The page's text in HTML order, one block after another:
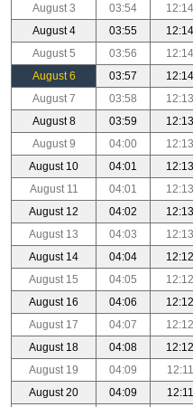
August 3
03:54 12:14
August 4
03:55 12:14
August 5
03:56 12:14
August 6
03:57 12:14
August 7
03:58 12:13
August 8
03:59 12:13
August 9
04:00 12:13
August 10
04:01 12:13
August 11
04:01 12:13
August 12
04:02 12:13
August 13
04:03 12:13
August 14
04:04 12:12
August 15
04:05 12:12
August 16
04:06 12:12
August 17
04:07 12:12
August 18
04:08 12:12
August 19
04:09 12:11
August 20
04:09 12:11